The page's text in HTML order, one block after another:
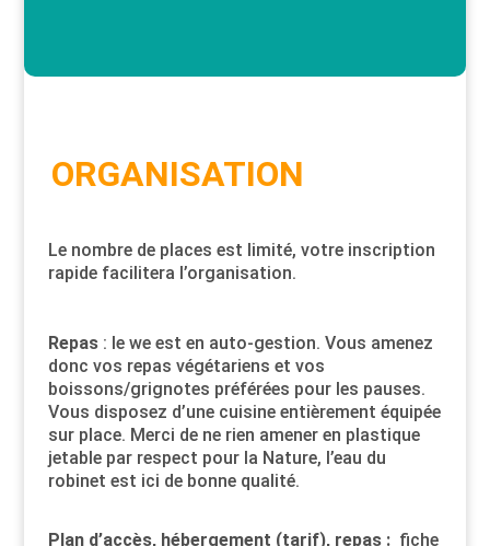
ORGANISATION
Le nombre de places est limité, votre inscription
rapide facilitera l’organisation.
Repas: le we est en auto-gestion. Vous amenez
donc vos repas végétariens et vos
boissons/grignotes préférées pour les pauses.
Vous disposez d’une cuisine entièrement équipée
sur place. Merci de ne rien amener en plastique
jetable par respect pour la Nature, l’eau du
robinet est ici de bonne qualité.
Plan d’accès, hébergement (tarif), repas : fiche